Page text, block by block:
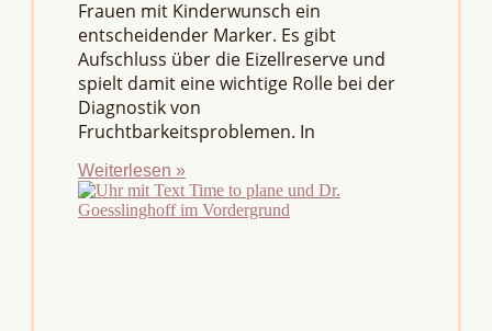
Frauen mit Kinderwunsch ein
entscheidender Marker. Es gibt
Aufschluss über die Eizellreserve und
spielt damit eine wichtige Rolle bei der
Diagnostik von
Fruchtbarkeitsproblemen. In
Weiterlesen »